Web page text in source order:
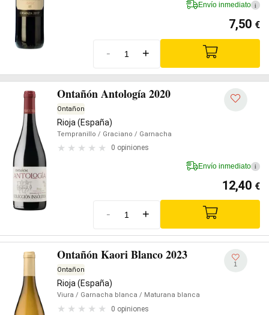
Envío inmediato i
7,50 €
- +
Ontañón Antología 2020
Ontañon
Rioja (España)
Tempranillo / Graciano / Garnacha
0 opiniones
Envío inmediato i
12,40 €
- +
Ontañón Kaori Blanco 2023
Ontañon
Rioja (España)
Viura / Garnacha blanca / Maturana blanca
0 opiniones
1